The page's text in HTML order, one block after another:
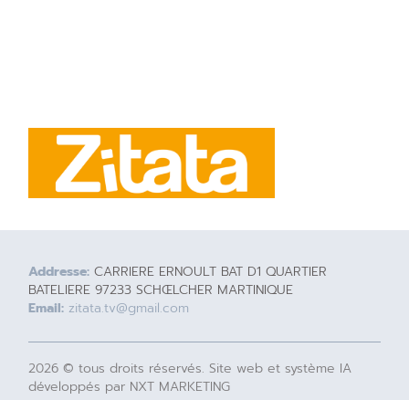
Addresse: CARRIERE ERNOULT BAT D1 QUARTIER
BATELIERE 97233 SCHŒLCHER MARTINIQUE
Email: zitata.tv@gmail.com
2026 © tous droits réservés. Site web et système IA
développés par NXT MARKETING